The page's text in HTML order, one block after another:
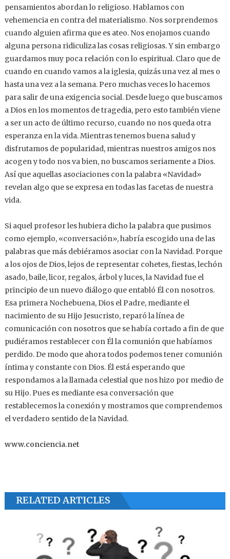
pensamientos abordan lo religioso. Hablamos con
vehemencia en contra del materialismo. Nos sorprendemos
cuando alguien afirma que es ateo. Nos enojamos cuando
alguna persona ridiculiza las cosas religiosas. Y sin embargo
guardamos muy poca relación con lo espiritual. Claro que de
cuando en cuando vamos a la iglesia, quizás una vez al mes o
hasta una vez a la semana. Pero muchas veces lo hacemos
para salir de una exigencia social. Desde luego que buscamos
a Dios en los momentos de tragedia, pero esto también viene
a ser un acto de último recurso, cuando no nos queda otra
esperanza en la vida. Mientras tenemos buena salud y
disfrutamos de popularidad, mientras nuestros amigos nos
acogen y todo nos va bien, no buscamos seriamente a Dios.
Así que aquellas asociaciones con la palabra «Navidad»
revelan algo que se expresa en todas las facetas de nuestra
vida.
Si aquel profesor les hubiera dicho la palabra que pusimos
como ejemplo, «conversación», habría escogido una de las
palabras que más debiéramos asociar con la Navidad. Porque
a los ojos de Dios, lejos de representar cohetes, fiestas, lechón
asado, baile, licor, regalos, árbol y luces, la Navidad fue el
principio de un nuevo diálogo que entabló Él con nosotros.
Esa primera Nochebuena, Dios el Padre, mediante el
nacimiento de su Hijo Jesucristo, reparó la línea de
comunicación con nosotros que se había cortado a fin de que
pudiéramos restablecer con Él la comunión que habíamos
perdido. De modo que ahora todos podemos tener comunión
íntima y constante con Dios. Él está esperando que
respondamos a la llamada celestial que nos hizo por medio de
su Hijo. Pues es mediante esa conversación que
restablecemos la conexión y mostramos que comprendemos
el verdadero sentido de la Navidad.
www.conciencia.net
RELATED ARTICLES